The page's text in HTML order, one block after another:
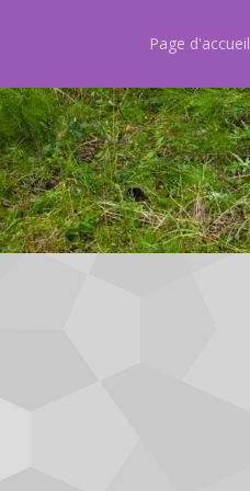
Page d'accueil